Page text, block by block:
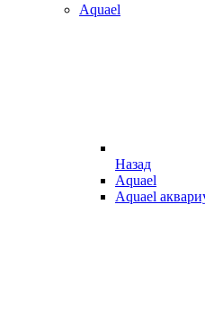
Aquael
Назад
Aquael
Aquael